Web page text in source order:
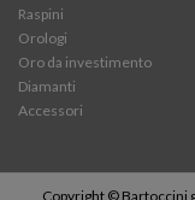
Raspini
Orologi
Oro da investimento
Diamanti
Accessori
Copyright © Bartoccini